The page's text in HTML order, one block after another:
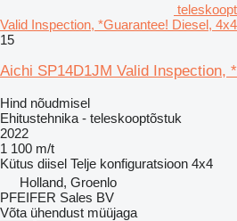
Valid Inspection, *Guarantee! Diesel, 4x4
15
Aichi SP14D1JM Valid Inspection,
Hind nõudmisel
Ehitustehnika - teleskooptõstuk
2022
1 100 m/t
Kütus diisel Telje konfiguratsioon 4x4
Holland, Groenlo
PFEIFER Sales BV
Võta ühendust müüjaga